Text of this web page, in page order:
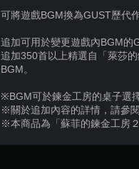
可將遊戲BGM換為GUST歷代
追加可用於變更遊戲內BGM的
追加350首以上精選自「萊莎
BGM。
※BGM可於鍊金工房的桌子選
※關於追加內容的詳情，請參
※本商品為「蘇菲的鍊金工房